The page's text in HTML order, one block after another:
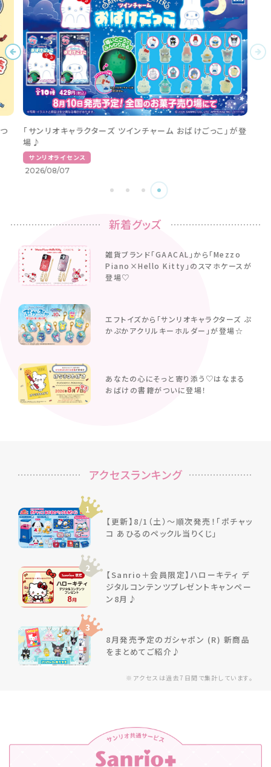
「サンリオキャラクターズ ツインチャーム おばけごっこ」が登
場♪
サンリオライセンス
2026/08/07
新着グッズ
雑貨ブランド「GAACAL」から「Mezzo
Piano×Hello Kitty」のスマホケースが
登場♡
エフトイズから「サンリオキャラクターズ ぷ
かぷかアクリルキーホルダー」が登場☆
あなたの心にそっと寄り添う♡はなまる
おばけの書籍がついに登場！
※アクセスは過去7日間で集計しています。
アクセスランキング
1
【更新】8/1（土）～順次発売！「ポチャッ
コ あひるのペックル当りくじ」
2
【Sanrio＋会員限定】ハローキティ デ
ジタルコンテンツプレゼントキャンペー
ン8月♪
3
8月発売予定のガシャポン (R) 新商品
をまとめてご紹介♪